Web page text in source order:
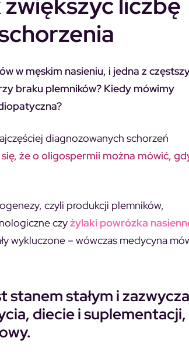
w męskim nasieniu, i jedna z
braku plemników? Kiedy mówimy
diagnozowanych schorzeń
że o oligospermii można mówić,
czyli produkcji plemników,
czyżylaki powrózka
wykluczone – wówczas medycyna
stałym i
diecie i suplementacji,